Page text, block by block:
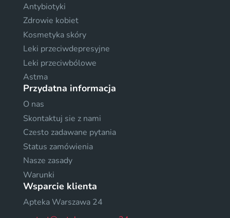
Antybiotyki
Zdrowie kobiet
Kosmetyka skóry
Leki przeciwdepresyjne
Leki przeciwbólowe
Astma
Przydatna informacja
O nas
Skontaktuj sie z nami
Czesto zadawane pytania
Status zamówienia
Nasze zasady
Warunki
Wsparcie klienta
Apteka Warszawa 24